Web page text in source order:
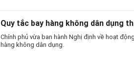
Quy tắc bay hàng không dân dụng
Chính phủ vừa ban hành Nghị định về hoạt
hàng không dân dụng.